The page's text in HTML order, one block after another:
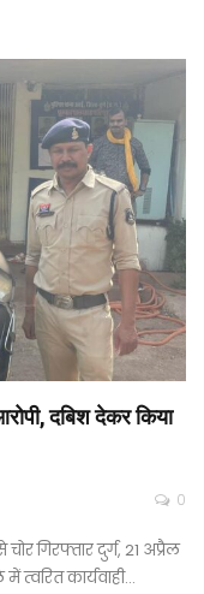
दबिश देकर किया
0
गिरफ्तार दुर्ग, 21 अप्रैल
त्वरित कार्यवाही…